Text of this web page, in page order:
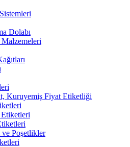
Dolabı
Kuruyemiş Fiyat Etiketliği
Poşetlikler